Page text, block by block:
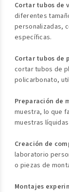
Cortar tubos de
diferentes
personalizadas,
específicas.
Cortar tubos de
cortar tubos de
policarbonato,
Preparación de
muestra, lo que
muestras
Creación de
laboratorio
o piezas de
Montajes